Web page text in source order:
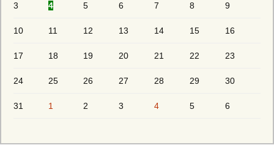
3 4 5 6 7 8 9
10 11 12 13 14 15 16
17 18 19 20 21 22 23
24 25 26 27 28 29 30
31 1 2 3 4 5 6